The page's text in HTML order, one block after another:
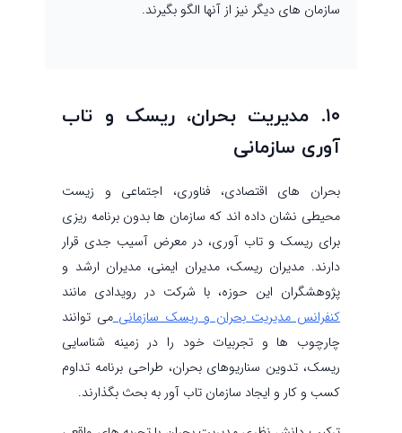
سازمان های دیگر نیز از آنها الگو بگیرند.
۱۰. مدیریت بحران، ریسک و تاب
آوری سازمانی
بحران های اقتصادی، فناوری، اجتماعی و زیست
محیطی نشان داده اند که سازمان ها بدون برنامه ریزی
برای ریسک و تاب آوری، در معرض آسیب جدی قرار
دارند. مدیران ریسک، مدیران ایمنی، مدیران ارشد و
پژوهشگران این حوزه، با شرکت در رویدادی مانند
کنفرانس مدیریت بحران و ریسک سازمانیمی توانند
چارچوب ها و تجربیات خود را در زمینه شناسایی
ریسک، تدوین سناریوهای بحران، طراحی برنامه تداوم
کسب و کار و ایجاد سازمان تاب آور به بحث بگذارند.